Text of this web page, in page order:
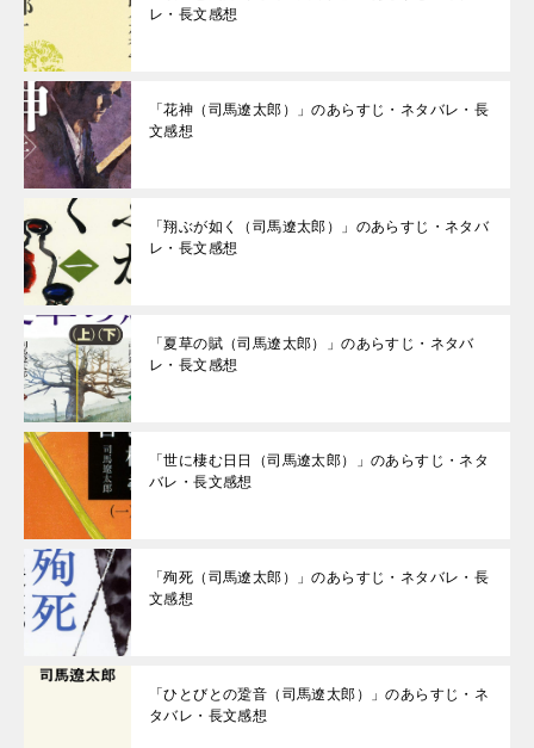
レ・長文感想
「花神（司馬遼太郎）」のあらすじ・ネタバレ・長
文感想
「翔ぶが如く（司馬遼太郎）」のあらすじ・ネタバ
レ・長文感想
「夏草の賦（司馬遼太郎）」のあらすじ・ネタバ
レ・長文感想
「世に棲む日日（司馬遼太郎）」のあらすじ・ネタ
バレ・長文感想
「殉死（司馬遼太郎）」のあらすじ・ネタバレ・長
文感想
「ひとびとの跫音（司馬遼太郎）」のあらすじ・ネ
タバレ・長文感想